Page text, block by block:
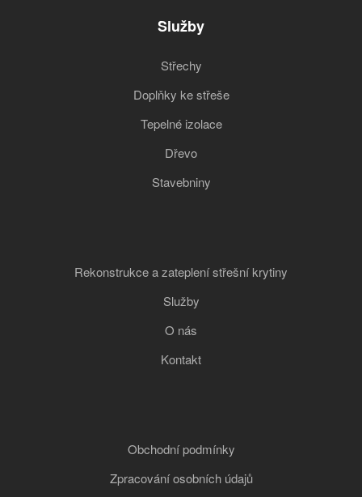
Služby
Střechy
Doplňky ke střeše
Tepelné izolace
Dřevo
Stavebniny
Rekonstrukce a zateplení střešní krytiny
Služby
O nás
Kontakt
Obchodní podmínky
Zpracování osobních údajů